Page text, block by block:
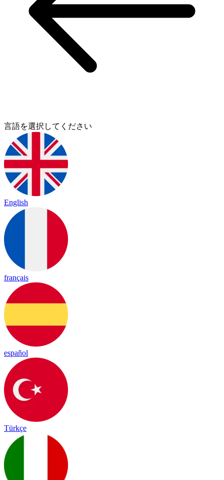
言語を選択してください
English
français
español
Türkçe